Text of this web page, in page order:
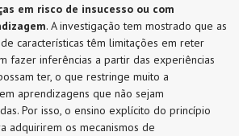
em risco de insucesso ou com
. A investigação tem mostrado que as
características têm limitações em reter
fazer inferências a partir das experiências
ter, o que restringe muito a
aprendizagens que não sejam
Por isso, o ensino explícito do princípio
adquirirem os mecanismos de